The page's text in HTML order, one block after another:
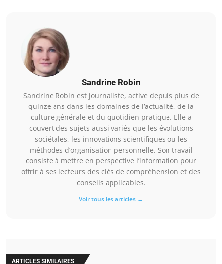
Sandrine Robin
Sandrine Robin est journaliste, active depuis plus de
quinze ans dans les domaines de l’actualité, de la
culture générale et du quotidien pratique. Elle a
couvert des sujets aussi variés que les évolutions
sociétales, les innovations scientifiques ou les
méthodes d’organisation personnelle. Son travail
consiste à mettre en perspective l’information pour
offrir à ses lecteurs des clés de compréhension et des
conseils applicables.
Voir tous les articles →
ARTICLES SIMILAIRES